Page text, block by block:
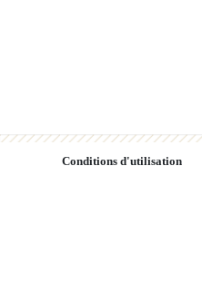
Conditions d'utilisation